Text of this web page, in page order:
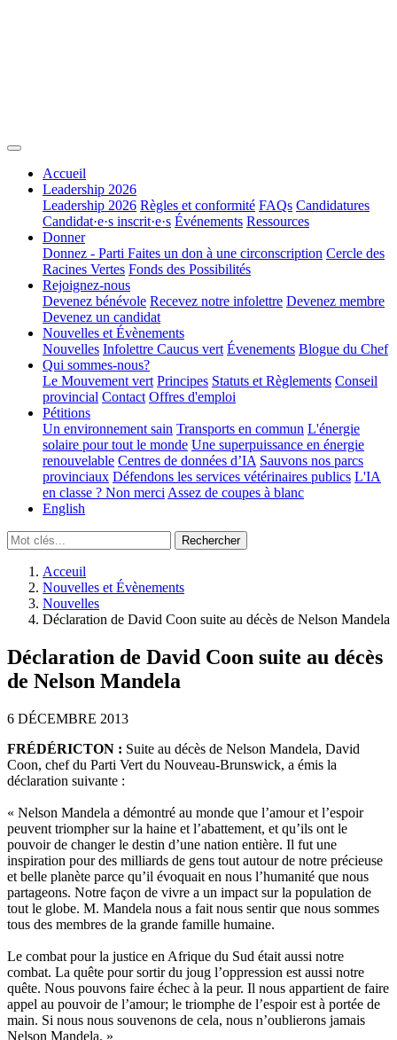
Accueil
Leadership 2026
Leadership 2026 Règles et conformité FAQs Candidatures
Candidat·e·s inscrit·e·s Événements Ressources
Donner
Donnez - Parti Faites un don à une circonscription Cercle des
Racines Vertes Fonds des Possibilités
Rejoignez-nous
Devenez bénévole Recevez notre infolettre Devenez membre
Devenez un candidat
Nouvelles et Évènements
Nouvelles Infolettre Caucus vert Évenements Blogue du Chef
Qui sommes-nous?
Le Mouvement vert Principes Statuts et Règlements Conseil
provincial Contact Offres d'emploi
Pétitions
Un environnement sain Transports en commun L'énergie
solaire pour tout le monde Une superpuissance en énergie
renouvelable Centres de données d’IA Sauvons nos parcs
provinciaux Défendons les services vétérinaires publics L'IA
en classe ? Non merci Assez de coupes à blanc
English
Acceuil
Nouvelles et Évènements
Nouvelles
Déclaration de David Coon suite au décès de Nelson Mandela
Déclaration de David Coon suite au décès
de Nelson Mandela
6 DÉCEMBRE 2013
FRÉDÉRICTON : Suite au décès de Nelson Mandela, David
Coon, chef du Parti Vert du Nouveau-Brunswick, a émis la
déclaration suivante :
« Nelson Mandela a démontré au monde que l’amour et l’espoir
peuvent triompher sur la haine et l’abattement, et qu’ils ont le
pouvoir de changer le destin d’une nation entière. Il fut une
inspiration pour des milliards de gens tout autour de notre précieuse
et belle planète parce qu’il évoquait en nous l’humanité que nous
partageons. Notre façon de vivre a un impact sur la population de
tout le globe. M. Mandela nous a fait nous sentir que nous sommes
tous des membres de la grande famille humaine.
Le combat pour la justice en Afrique du Sud était aussi notre
combat. La quête pour sortir du joug l’oppression est aussi notre
quête. Nous pouvons faire échec à la peur. Il nous appartient de faire
appel au pouvoir de l’amour; le triomphe de l’espoir est à portée de
main. Si nous nous souvenons de cela, nous n’oublierons jamais
Nelson Mandela. »